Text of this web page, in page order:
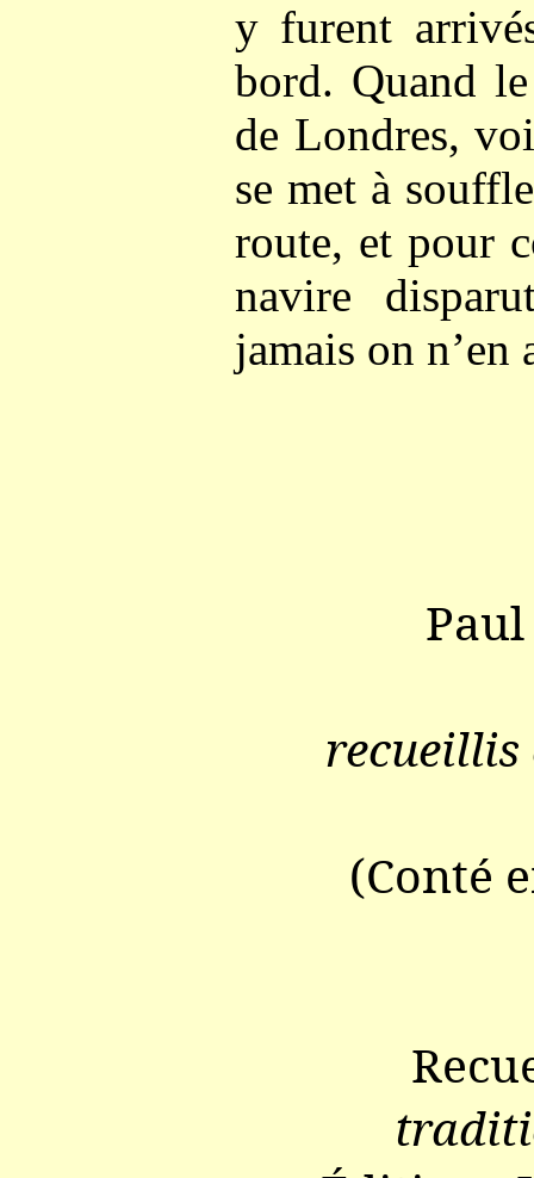
y furent
bord. Quand
de Londres,
se met à
route, et pour
navire
jamais on n’en
recueillis
(Conté